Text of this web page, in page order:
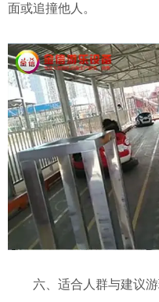
面或追撞他人。
六、适合人群与建议